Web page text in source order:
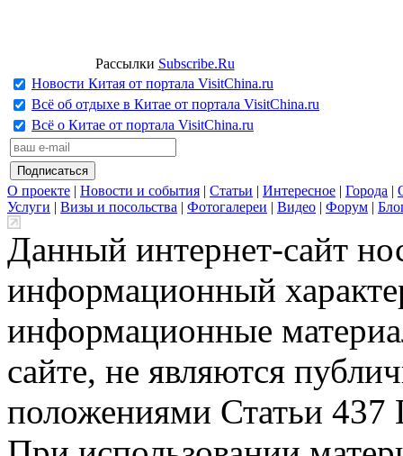
Рассылки Subscribe.Ru
Новости Китая от портала VisitChina.ru
Всё об отдыхе в Китае от портала VisitChina.ru
Всё о Китае от портала VisitChina.ru
О проекте | Новости и события | Статьи | Интересное | Города |
Услуги | Визы и посольства | Фотогалереи | Видео | Форум |
Данный интернет-сайт
информационный
информационные
сайте, не являются
положениями Статьи 437